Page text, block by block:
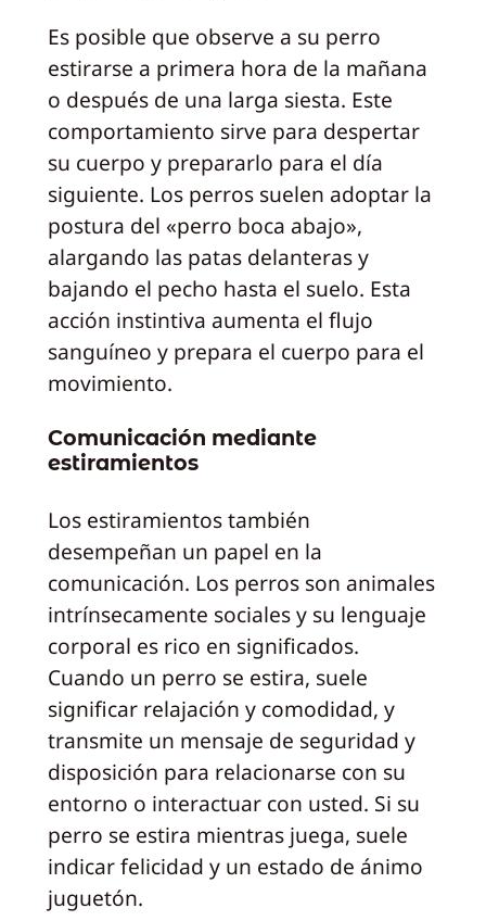
Es posible que observe a su perro
estirarse a primera hora de la mañana
o después de una larga siesta. Este
comportamiento sirve para despertar
su cuerpo y prepararlo para el día
siguiente. Los perros suelen adoptar la
postura del «perro boca abajo»,
alargando las patas delanteras y
bajando el pecho hasta el suelo. Esta
acción instintiva aumenta el flujo
sanguíneo y prepara el cuerpo para el
movimiento.
Comunicación mediante
estiramientos
Los estiramientos también
desempeñan un papel en la
comunicación. Los perros son animales
intrínsecamente sociales y su lenguaje
corporal es rico en significados.
Cuando un perro se estira, suele
significar relajación y comodidad, y
transmite un mensaje de seguridad y
disposición para relacionarse con su
entorno o interactuar con usted. Si su
perro se estira mientras juega, suele
indicar felicidad y un estado de ánimo
juguetón.